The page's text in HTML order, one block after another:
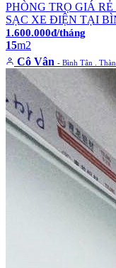
PHÒNG TRỌ GIÁ
SẠC XE ĐIỆN TẠI
1.600.000đ/tháng
15m2
Cô Vân - Bình Tân .